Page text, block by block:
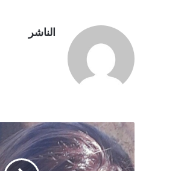
الناشر